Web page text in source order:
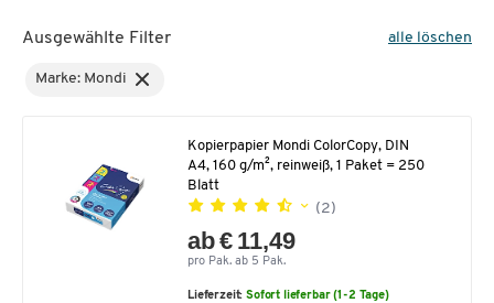
Ausgewählte Filter alle löschen
Marke: Mondi
Kopierpapier Mondi ColorCopy, DIN
A4, 160 g/m², reinweiß, 1 Paket = 250
Blatt
(2)
ab € 11,49
pro Pak. ab 5 Pak.
Lieferzeit:Sofort lieferbar (1-2 Tage)